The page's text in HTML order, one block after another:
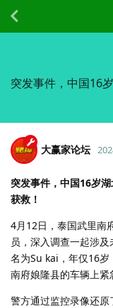
突发事件，中国16
大赢家论坛
突发事件，中国16岁
获救！
4月12日，泰国武里南
员，深入调查一起涉
名为Su kai，年仅16岁
南府娘隆县的车辆上紧
警方通过监控录像还